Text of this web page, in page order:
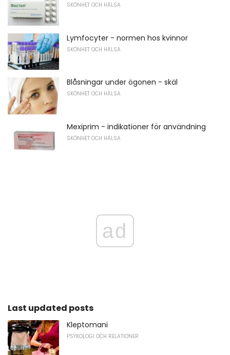
SKÖNHET OCH HÄLSA
Lymfocyter - normen hos kvinnor
SKÖNHET OCH HÄLSA
Blåsningar under ögonen - skäl
SKÖNHET OCH HÄLSA
Mexiprim - indikationer för användning
SKÖNHET OCH HÄLSA
ad
Last updated posts
Kleptomani
PSYKOLOGI OCH RELATIONER